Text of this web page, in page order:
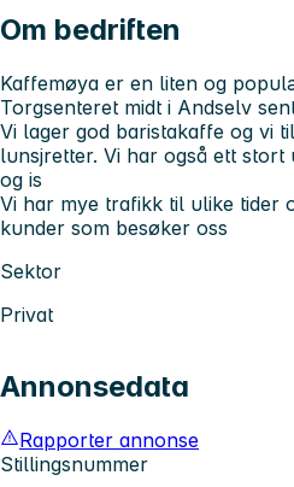
Om bedriften
Kaffemøya er en liten og
Torgsenteret midt i Andselv
Vi lager god baristakaffe og vi
lunsjretter. Vi har også ett stort
og is
Vi har mye trafikk til ulike tider
kunder som besøker oss
Sektor
Privat
Annonsedata
Rapporter annonse
Stillingsnummer